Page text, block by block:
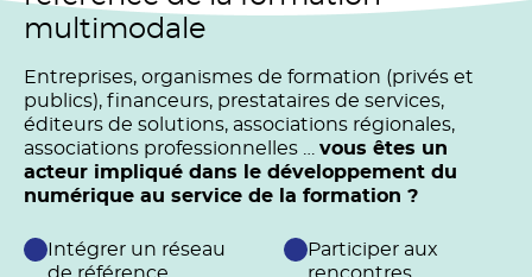
multimodale
Entreprises, organismes de formation (privés et
publics), financeurs, prestataires de services,
éditeurs de solutions, associations régionales,
associations professionnelles … vous êtes un
acteur impliqué dans le développement du
numérique au service de la formation ?
Intégrer un réseau
de référence
Participer aux
rencontres